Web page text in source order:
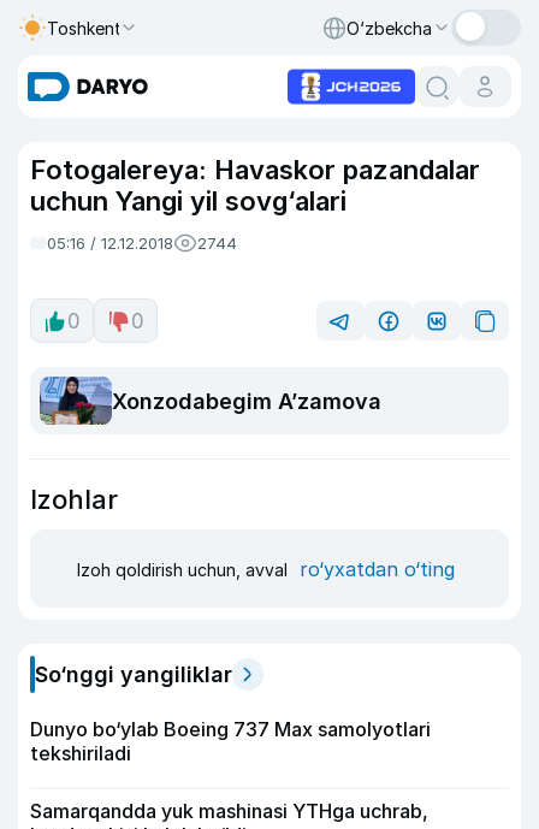
Toshkent O‘zbekcha
Fotogalereya: Havaskor pazandalar
uchun Yangi yil sovg‘alari
05:16 / 12.12.2018 2744
0 0
Xonzodabegim A’zamova
Izohlar
Izoh qoldirish uchun, avval ro‘yxatdan o‘ting
So‘nggi yangiliklar
Dunyo bo‘ylab Boeing 737 Max samolyotlari
tekshiriladi
Samarqandda yuk mashinasi YTHga uchrab,